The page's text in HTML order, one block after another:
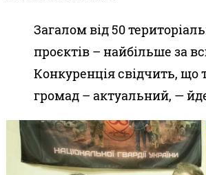
Загалом від 50
проєктів – найбільше за
Конкуренція свідчить,
громад – актуальний, —